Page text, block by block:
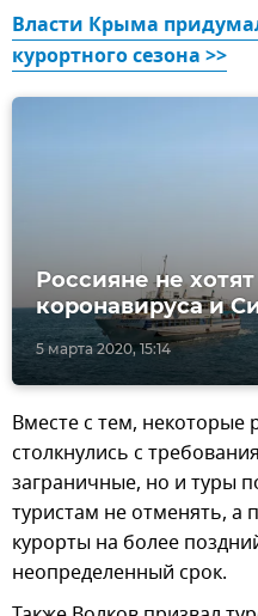
Власти Крыма
курортного сезона >>
5 марта 2020, 15:14
Россияне не
коронавируса и
Вместе с тем, некоторые
столкнулись с
заграничные, но и туры
туристам не отменять, а
курорты на более
неопределенный срок.